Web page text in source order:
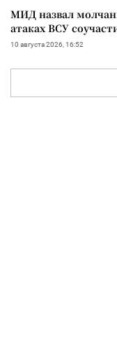
МИД назвал
атаках ВСУ
10 августа 2026, 16:52